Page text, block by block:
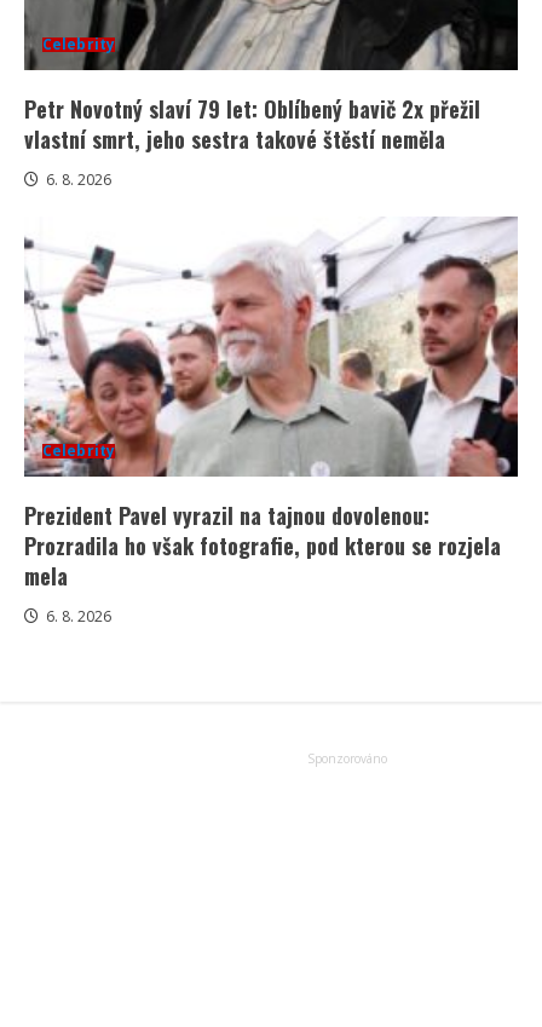
Celebrity
Petr Novotný slaví 79 let: Oblíbený bavič 2x přežil
vlastní smrt, jeho sestra takové štěstí neměla
6. 8. 2026
Celebrity
Prezident Pavel vyrazil na tajnou dovolenou:
Prozradila ho však fotografie, pod kterou se rozjela
mela
6. 8. 2026